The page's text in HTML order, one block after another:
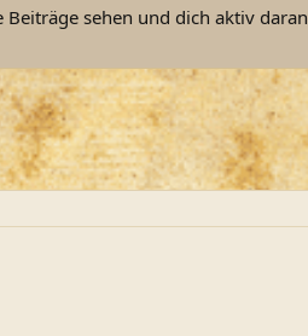
sehen und dich aktiv daran